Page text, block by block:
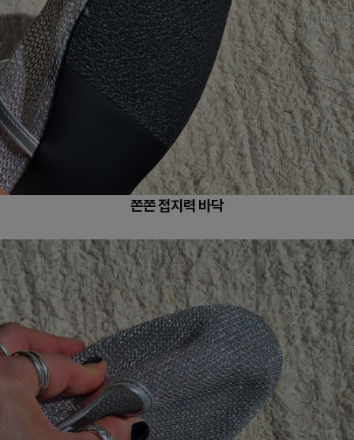
쫀쫀 접지력 바닥